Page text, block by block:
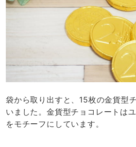
袋から取り出すと、15枚の金貨型
いました。金貨型チョコレートは
をモチーフにしています。